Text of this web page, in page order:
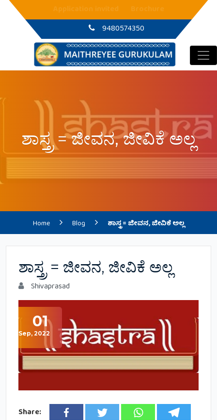
Main Navigation
Application invited
Brochure
9480574350
ಶಾಸ್ತ್ರ = ಜೀವನ, ಜೀವಿಕೆ ಅಲ್ಲ
Home Blog ಶಾಸ್ತ್ರ = ಜೀವನ, ಜೀವಿಕೆ ಅಲ್ಲ
ಶಾಸ್ತ್ರ = ಜೀವನ, ಜೀವಿಕೆ ಅಲ್ಲ
01
Sep, 2022
Shivaprasad
Share: